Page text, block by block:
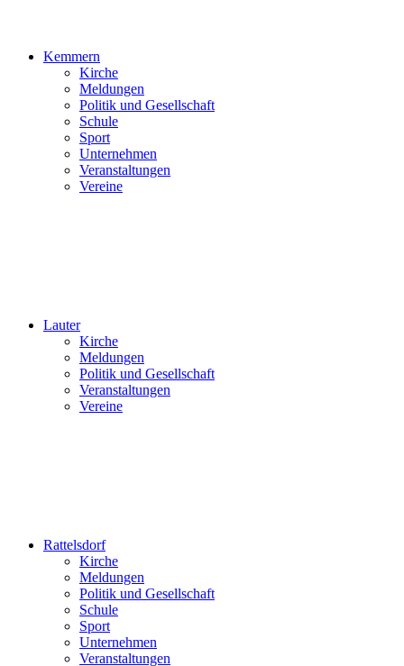
Kemmern
Kirche
Meldungen
Politik und Gesellschaft
Schule
Sport
Unternehmen
Veranstaltungen
Vereine
Lauter
Kirche
Meldungen
Politik und Gesellschaft
Veranstaltungen
Vereine
Rattelsdorf
Kirche
Meldungen
Politik und Gesellschaft
Schule
Sport
Unternehmen
Veranstaltungen